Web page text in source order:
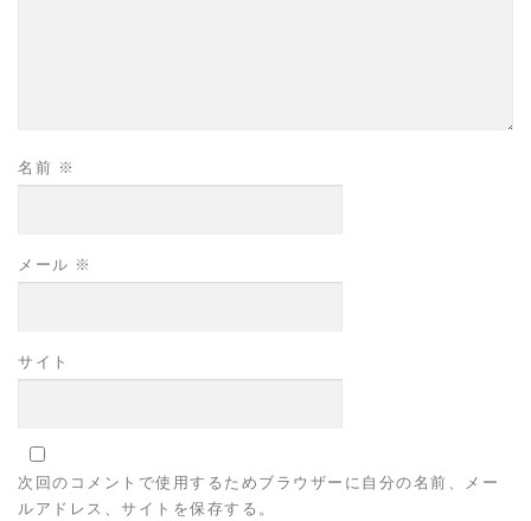
名前 ※
メール ※
サイト
次回のコメントで使用するためブラウザーに自分の名前、メー
ルアドレス、サイトを保存する。